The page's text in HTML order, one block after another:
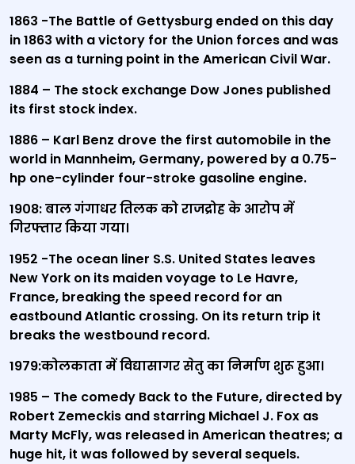
1863 -The Battle of Gettysburg ended on this day
in 1863 with a victory for the Union forces and was
seen as a turning point in the American Civil War.
1884 – The stock exchange Dow Jones published
its first stock index.
1886 – Karl Benz drove the first automobile in the
world in Mannheim, Germany, powered by a 0.75-
hp one-cylinder four-stroke gasoline engine.
1908: बाल गंगाधर तिलक को राजद्रोह के आरोप में
गिरफ्तार किया गया।
1952 -The ocean liner S.S. United States leaves
New York on its maiden voyage to Le Havre,
France, breaking the speed record for an
eastbound Atlantic crossing. On its return trip it
breaks the westbound record.
1979:कोलकाता में विद्यासागर सेतु का निर्माण शुरू हुआ।
1985 – The comedy Back to the Future, directed by
Robert Zemeckis andstarring Michael J. Fox as
Marty McFly, was released in American theatres; a
huge hit, it was followed by several sequels.